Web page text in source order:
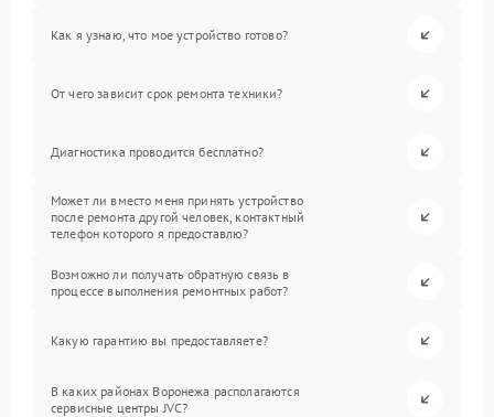
Как я узнаю, что мое устройство готово?
От чего зависит срок ремонта техники?
Диагностика проводится бесплатно?
Может ли вместо меня принять устройство
после ремонта другой человек, контактный
телефон которого я предоставлю?
Возможно ли получать обратную связь в
процессе выполнения ремонтных работ?
Какую гарантию вы предоставляете?
В каких районах Воронежа располагаются
сервисные центры JVC?